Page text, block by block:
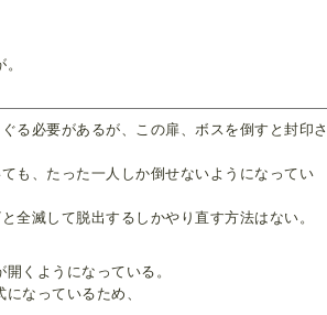
る必要があるが、この扉、ボスを倒すと封印さ
も、たった一人しか倒せないようになってい
全滅して脱出するしかやり直す方法はない。
くようになっている。
なっているため、